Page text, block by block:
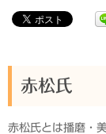
赤松氏
赤松氏とは播磨・